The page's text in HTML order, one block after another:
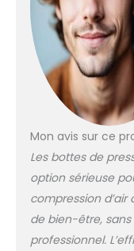
Mon avis sur ce
Les bottes de
option sérieuse
compression
de bien-être,
professionnel.